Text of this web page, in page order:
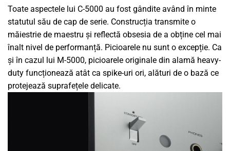
Toate aspectele lui C-5000 au fost gândite având în minte
statutul său de cap de serie. Construcția transmite o
măiestrie de maestru și reflectă obsesia de a obține cel mai
înalt nivel de performanță. Picioarele nu sunt o excepție. Ca
și în cazul lui M-5000, picioarele originale din alamă heavy-
duty funcționează atât ca spike-uri ori, alături de o bază ce
protejează suprafețele delicate.